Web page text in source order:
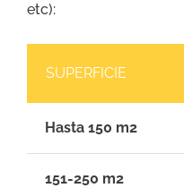
etc):
SUPERFICIE
Hasta 150 m2
151-250 m2